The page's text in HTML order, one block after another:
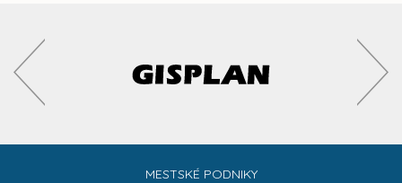
MESTSKÉ PODNIKY